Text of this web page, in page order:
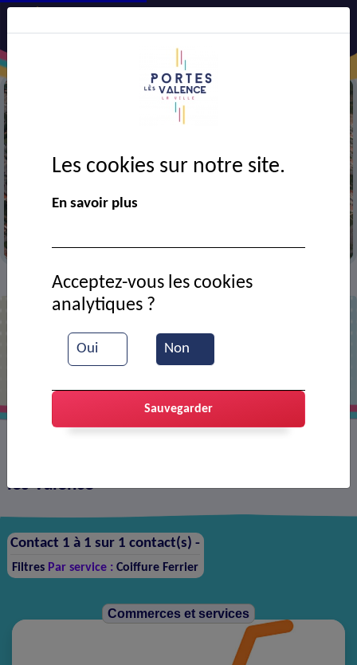
> Annuaire
Liste des contacts
lès-Valence
Contact 1 à 1 sur 1 contact(s) -
Filtres Par service : Coiffure Ferrier
Commerces et services
Les cookies sur notre site.
En savoir plus
Oui Non
Acceptez-vous les cookies
analytiques ?
Sauvegarder